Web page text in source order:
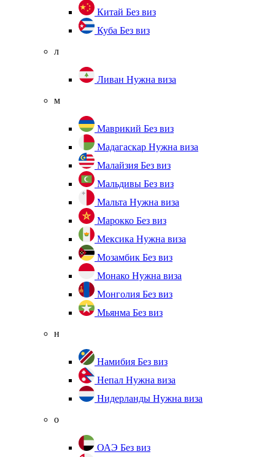
Китай Без виз
Куба Без виз
л
Ливан Нужна виза
м
Маврикий Без виз
Мадагаскар Нужна виза
Малайзия Без виз
Мальдивы Без виз
Мальта Нужна виза
Марокко Без виз
Мексика Нужна виза
Мозамбик Без виз
Монако Нужна виза
Монголия Без виз
Мьянма Без виз
н
Намибия Без виз
Непал Нужна виза
Нидерланды Нужна виза
о
ОАЭ Без виз